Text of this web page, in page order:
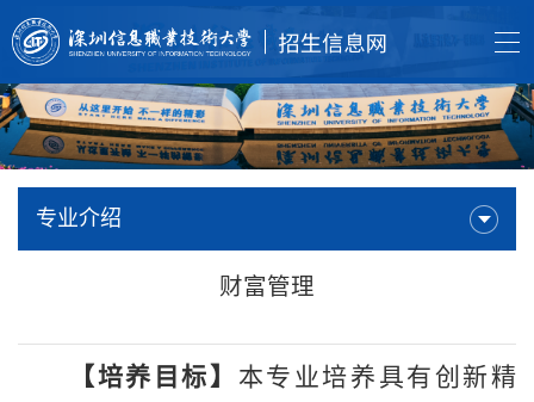
专业介绍
财富管理
【培养目标】 本专业培养具有创新精